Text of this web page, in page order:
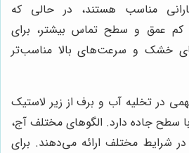
مناسب هستند، در حالی که
کم عمق و سطح تماس بیشتر، برای
خشک و سرعت‌های بالا مناسب‌تر
در تخلیه آب و برف از زیر لاستیک
سطح جاده دارد. الگوهای مختلف آج،
در شرایط مختلف ارائه می‌دهند. برای